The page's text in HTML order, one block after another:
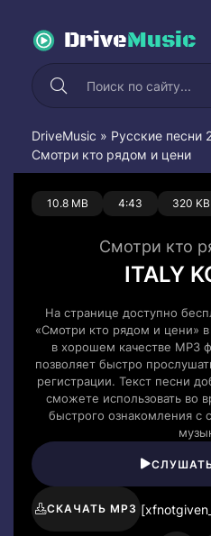
DriveMusic
DriveMusic » Русские песни
Смотри кто рядом и цени
10.8 MB 4:43 320
0
Смотри кто
ITALY
На странице доступно
«Смотри кто рядом и цени» в
в хорошем качестве MP3
позволяет быстро
регистрации. Текст песни
сможете использовать во
быстрого ознакомления
СКАЧАТЬ MP3